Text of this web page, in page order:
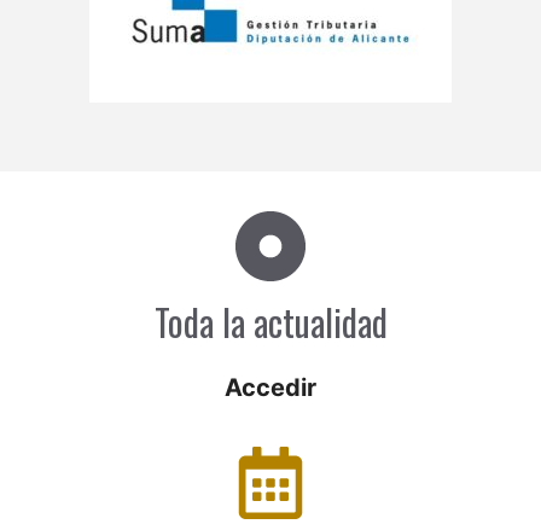
Toda la actualidad
Accedir